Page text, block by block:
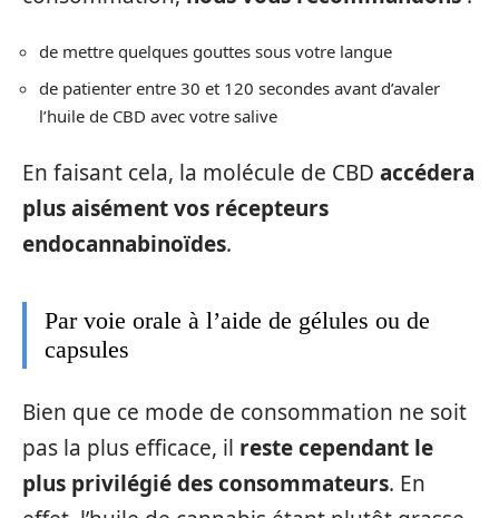
de mettre quelques gouttes sous votre langue
de patienter entre 30 et 120 secondes avant d’avaler
l’huile de CBD avec votre salive
En faisant cela, la molécule de CBD accédera
plus aisément vos récepteurs
endocannabinoïdes.
Par voie orale à l’aide de gélules ou de
capsules
Bien que ce mode de consommation ne soit
pas la plus efficace, il reste cependant le
plus privilégié des consommateurs. En